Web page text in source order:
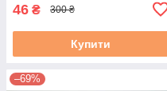
46 ₴ 300 ₴
Купити
–69%